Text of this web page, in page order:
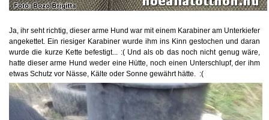
Ja, ihr seht richtig, dieser arme Hund war mit einem Karabiner am Unterkiefer
angekettet. Ein riesiger Karabiner wurde ihm ins Kinn gestochen und daran
wurde die kurze Kette befestigt... :( Und als ob das noch nicht genug wäre,
hatte dieser arme Hund weder eine Hütte, noch einen Unterschlupf, der ihm
etwas Schutz vor Nässe, Kälte oder Sonne gewährt hätte. :(